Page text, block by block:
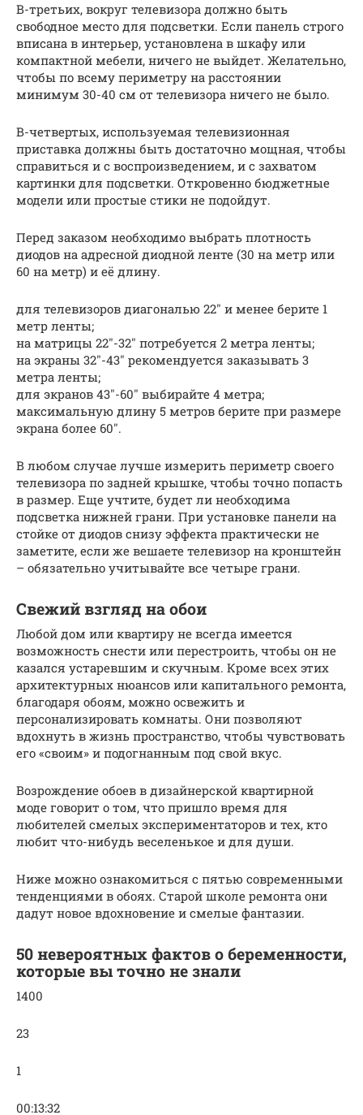
В-третьих, вокруг телевизора должно быть
свободное место для подсветки. Если панель строго
вписана в интерьер, установлена в шкафу или
компактной мебели, ничего не выйдет. Желательно,
чтобы по всему периметру на расстоянии
минимум 30-40 см от телевизора ничего не было.
В-четвертых, используемая телевизионная
приставка должны быть достаточно мощная, чтобы
справиться и с воспроизведением, и с захватом
картинки для подсветки. Откровенно бюджетные
модели или простые стики не подойдут.
Перед заказом необходимо выбрать плотность
диодов на адресной диодной ленте (30 на метр или
60 на метр) и её длину.
для телевизоров диагональю 22″ и менее берите 1
метр ленты;
на матрицы 22″-32″ потребуется 2 метра ленты;
на экраны 32″-43″ рекомендуется заказывать 3
метра ленты;
для экранов 43″-60″ выбирайте 4 метра;
максимальную длину 5 метров берите при размере
экрана более 60″.
В любом случае лучше измерить периметр своего
телевизора по задней крышке, чтобы точно попасть
в размер. Еще учтите, будет ли необходима
подсветка нижней грани. При установке панели на
стойке от диодов снизу эффекта практически не
заметите, если же вешаете телевизор на кронштейн
– обязательно учитывайте все четыре грани.
Свежий взгляд на обои
Любой дом или квартиру не всегда имеется
возможность снести или перестроить, чтобы он не
казался устаревшим и скучным. Кроме всех этих
архитектурных нюансов или капитального ремонта,
благодаря обоям, можно освежить и
персонализировать комнаты. Они позволяют
вдохнуть в жизнь пространство, чтобы чувствовать
его «своим» и подогнанным под свой вкус.
Возрождение обоев в дизайнерской квартирной
моде говорит о том, что пришло время для
любителей смелых экспериментаторов и тех, кто
любит что-нибудь веселенькое и для души.
Ниже можно ознакомиться с пятью современными
тенденциями в обоях. Старой школе ремонта они
дадут новое вдохновение и смелые фантазии.
50 невероятных фактов о беременности,
которые вы точно не знали
1400
23
1
00:13:32